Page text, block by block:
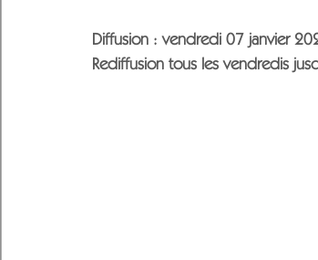
Diffusion : vendredi 07 janvier
Rediffusion tous les vendredis